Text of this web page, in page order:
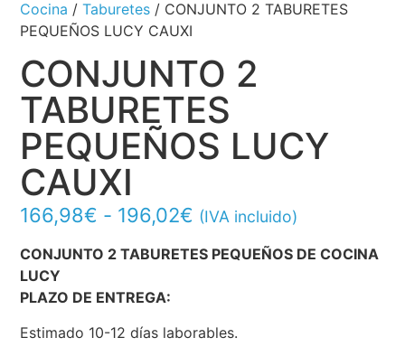
Cocina /Taburetes / CONJUNTO 2 TABURETES
PEQUEÑOS LUCY CAUXI
CONJUNTO 2
TABURETES
PEQUEÑOS LUCY
CAUXI
166,98€ - 196,02€ (IVA incluido)
CONJUNTO 2 TABURETES PEQUEÑOS DE COCINA
LUCY
PLAZO DE ENTREGA:
Estimado 10-12 días laborables.